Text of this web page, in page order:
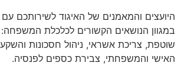
היועצים והמאמנים של האיגוד לשירותכם עם
במגוון הנושאים הקשורים לכלכלת
שוטפת, צריכת אשראי, ניהול חסכונות
האישי והמשפחתי, צבירת כספים לפנסיה.